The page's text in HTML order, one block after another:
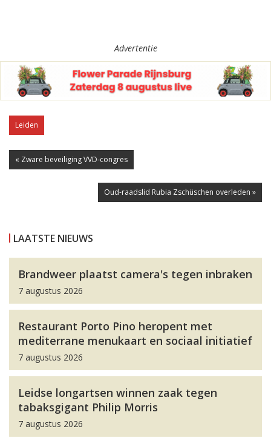
Advertentie
Leiden
« Zware beveiliging VVD-congres
Oud-raadslid Rubia Zschüschen overleden »
LAATSTE NIEUWS
Brandweer plaatst camera's tegen inbraken
7 augustus 2026
Restaurant Porto Pino heropent met
mediterrane menukaart en sociaal initiatief
7 augustus 2026
Leidse longartsen winnen zaak tegen
tabaksgigant Philip Morris
7 augustus 2026